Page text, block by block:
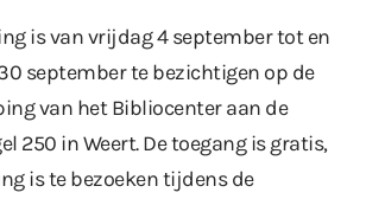
is van vrijdag 4 september tot en
september te bezichtigen op de
van het Bibliocenter aan de
250 in Weert. De toegang is gratis,
is te bezoeken tijdens de